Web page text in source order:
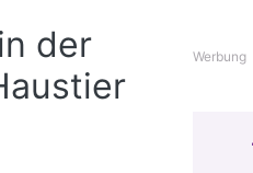
der
Werbung